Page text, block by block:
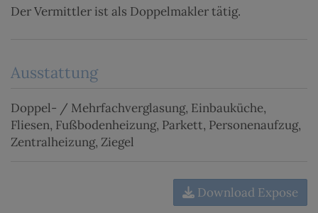
Der Vermittler ist als Doppelmakler tätig.
Ausstattung
Doppel- / Mehrfachverglasung Einbauküche
Fliesen Fußbodenheizung Parkett Personenaufzug
Zentralheizung Ziegel
Download Expose